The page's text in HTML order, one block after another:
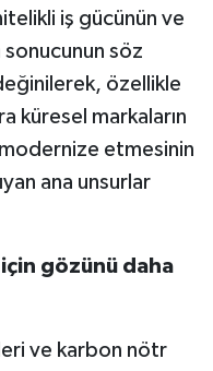
iş gücünün ve
sonucunun söz
özellikle
küresel markaların
etmesinin
ana unsurlar
gözünü daha
ve karbon nötr